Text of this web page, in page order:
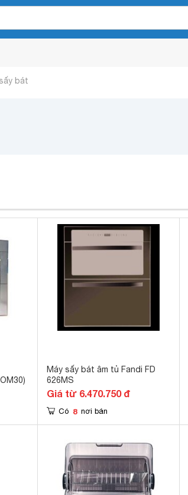
bát
Máy sấy bát âm tủ Fandi FD
626MS
Giá từ 6.470.750 đ
Có 8 nơi bán